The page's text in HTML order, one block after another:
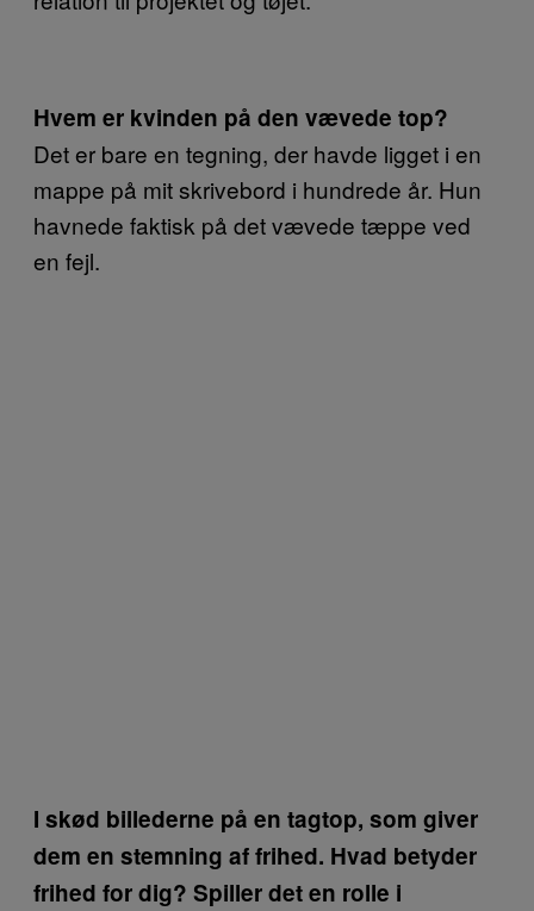
Hvem er kvinden på den vævede top?
Det er bare en tegning, der havde ligget i en
mappe på mit skrivebord i hundrede år. Hun
havnede faktisk på det vævede tæppe ved
en fejl.
I skød billederne på en tagtop, som giver
dem en stemning af frihed. Hvad betyder
frihed for dig? Spiller det en rolle i